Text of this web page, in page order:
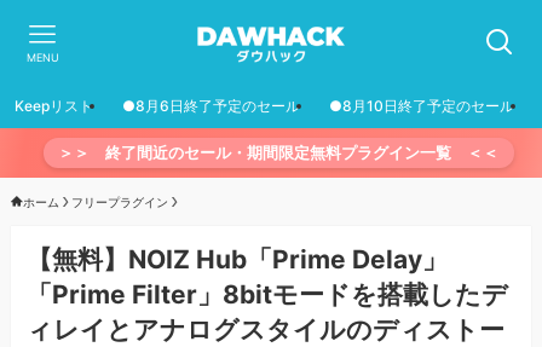
MENU
Keepリスト ●8月6日終了予定のセール ●8月10日終了予定のセール
＞＞ 終了間近のセール・期間限定無料プラグイン一覧 ＜＜
ホーム フリープラグイン
【無料】NOIZ Hub「Prime Delay」
「Prime Filter」8bitモードを搭載したデ
ィレイとアナログスタイルのディストー